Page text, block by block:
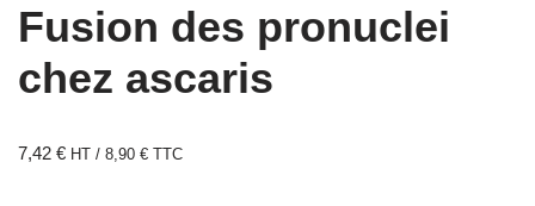
Fusion des pronuclei
chez ascaris
7,42 € HT / 8,90 € TTC